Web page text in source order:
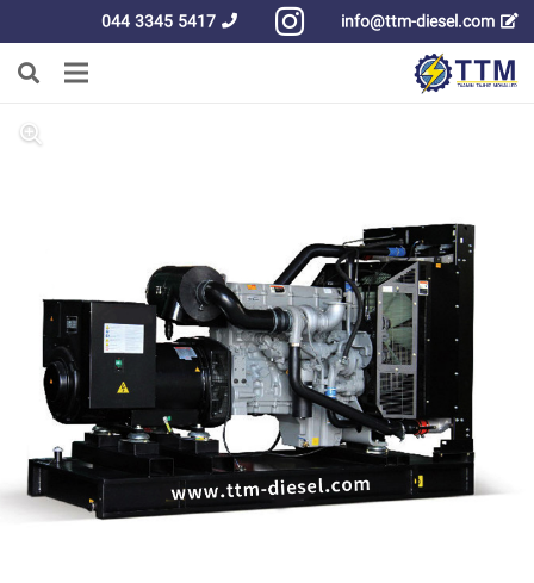
info@ttm-diesel.com
5417 3345 044